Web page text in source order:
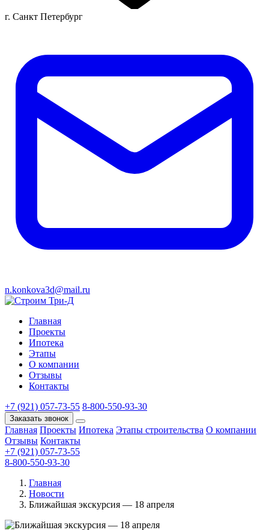
г. Санкт Петербург
n.konkova3d@mail.ru
Главная
Проекты
Ипотека
Этапы
О компании
Отзывы
Контакты
+7 (921) 057-73-55 8-800-550-93-30
Заказать звонок
Главная Проекты Ипотека Этапы строительства О компании
Отзывы Контакты
+7 (921) 057-73-55
8-800-550-93-30
Главная
Новости
Ближайшая экскурсия — 18 апреля